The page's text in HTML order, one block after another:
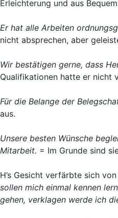
Erleichterung und aus
Er hat alle Arbeiten
nicht absprechen, aber
Wir bestätigen gerne, dass
Qualifikationen hatte er nicht
Für die Belange der
aus.
Unsere besten Wünsche
Mitarbeit. = Im Grunde sind
H’s Gesicht verfärbte sich
sollen mich einmal kennen
gehen, verklagen werde ich